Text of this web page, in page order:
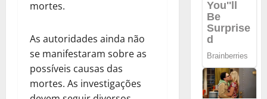
mortes.
As autoridades ainda não
se manifestaram sobre as
possíveis causas das
mortes. As investigações